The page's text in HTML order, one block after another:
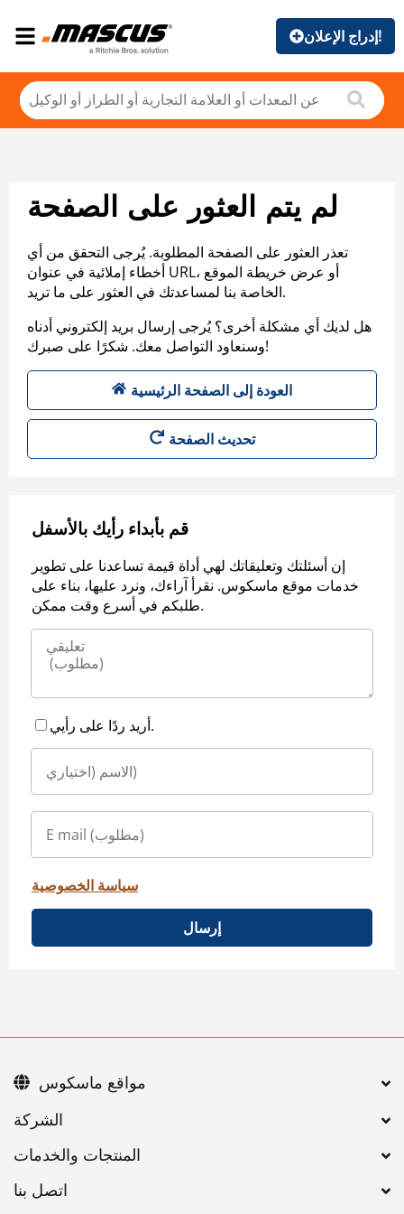
إدراج الإعلان!
لم يتم العثور على الصفحة
تعذر العثور على الصفحة المطلوبة. يُرجى التحقق من أي
أخطاء إملائية في عنوان URL، أو عرض خريطة الموقع
الخاصة بنا لمساعدتك في العثور على ما تريد.
هل لديك أي مشكلة أخرى؟ يُرجى إرسال بريد إلكتروني أدناه
وسنعاود التواصل معك. شكرًا على صبرك!
العودة إلى الصفحة الرئيسية
تحديث الصفحة
قم بأبداء رأيك بالأسفل
إن أسئلتك وتعليقاتك لهي أداة قيمة تساعدنا على تطوير
خدمات موقع ماسكوس. نقرأ آراءك، ونرد عليها، بناء على
طلبكم في أسرع وقت ممكن.
أريد ردًا على رأيي.
سياسة الخصوصية
إرسال
اتصل بنا
مواقع ماسكوس